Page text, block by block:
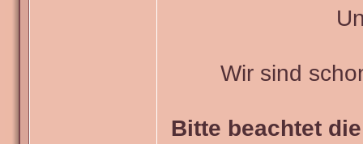
Wir sind
Bitte beachtet